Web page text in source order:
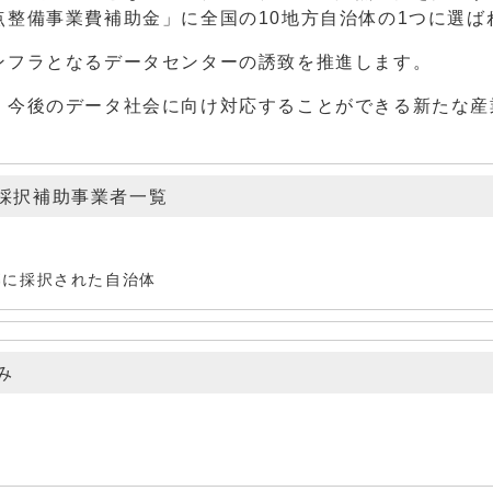
備事業費補助金」に全国の10地方自治体の1つに選ば
ラとなるデータセンターの誘致を推進します。
後のデータ社会に向け対応することができる新たな産
択補助事業者一覧
採択された自治体